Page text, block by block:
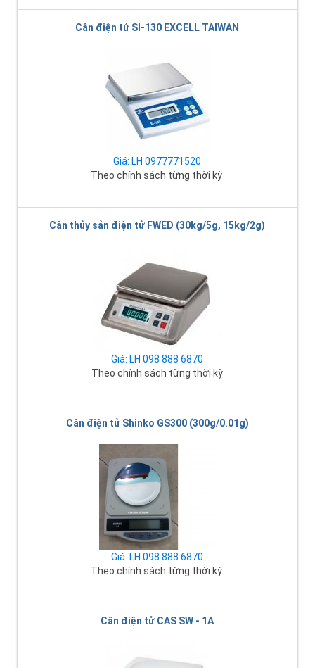
Cân điện tử SI-130 EXCELL TAIWAN
Giá: LH 0977771520
Theo chính sách từng thời kỳ
Cân thủy sản điện tử FWED (30kg/5g, 15kg/2g)
Giá: LH 098 888 6870
Theo chính sách từng thời kỳ
Cân điện tử Shinko GS300 (300g/0.01g)
Giá: LH 098 888 6870
Theo chính sách từng thời kỳ
Cân điện tử CAS SW - 1A